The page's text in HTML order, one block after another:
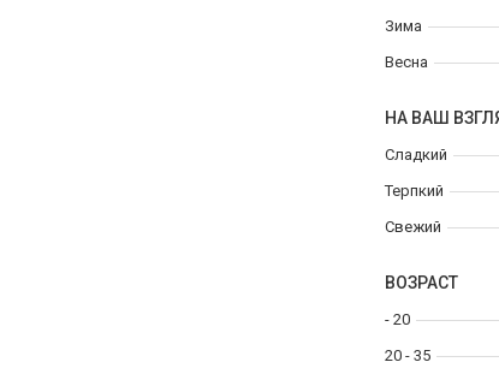
Зима
Весна
НА ВАШ
Сладкий
Терпкий
Свежий
ВОЗРАСТ
- 20
20 - 35